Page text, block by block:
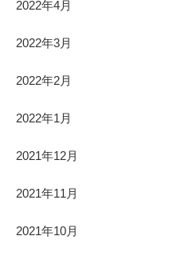
2022年4月
2022年3月
2022年2月
2022年1月
2021年12月
2021年11月
2021年10月